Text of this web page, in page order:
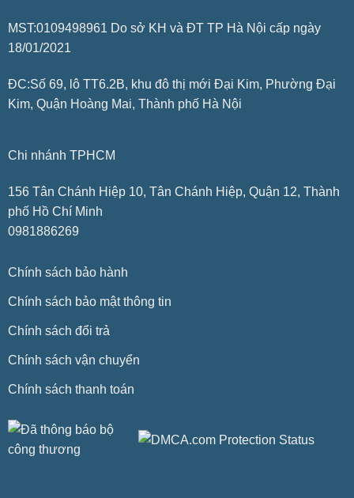
MST:0109498961 Do sở KH và ĐT TP Hà Nội cấp ngày
18/01/2021
ĐC:Số 69, lô TT6.2B, khu đô thị mới Đại Kim, Phường Đại
Kim, Quận Hoàng Mai, Thành phố Hà Nội
Chi nhánh TPHCM
156 Tân Chánh Hiệp 10, Tân Chánh Hiệp, Quận 12, Thành
phố Hồ Chí Minh
0981886269
Chính sách bảo hành
Chính sách bảo mật thông tin
Chính sách đổi trả
Chính sách vận chuyển
Chính sách thanh toán